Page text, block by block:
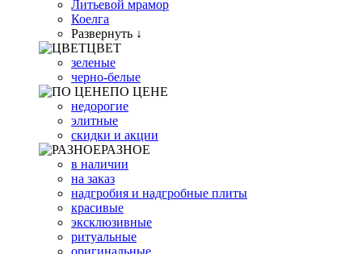
Литьевой мрамор
Коелга
Развернуть ↓
ЦВЕТ
зеленые
черно-белые
ПО ЦЕНЕ
недорогие
элитные
скидки и акции
РАЗНОЕ
в наличии
на заказ
надгробия и надгробные плиты
красивые
эксклюзивные
ритуальные
оригинальные